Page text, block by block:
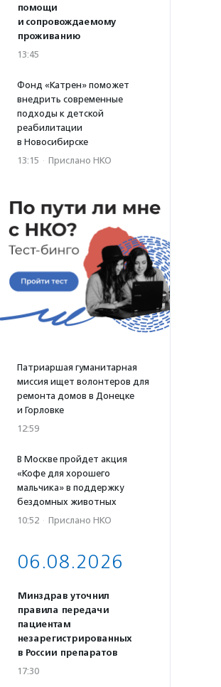
помощи
и сопровождаемому
проживанию
13:45
Фонд «Катрен» поможет
внедрить современные
подходы к детской
реабилитации
в Новосибирске
13:15 · Прислано НКО
Патриаршая гуманитарная
миссия ищет волонтеров для
ремонта домов в Донецке
и Горловке
12:59
В Москве пройдет акция
«Кофе для хорошего
мальчика» в поддержку
бездомных животных
10:52 · Прислано НКО
06.08.2026
Минздрав уточнил
правила передачи
пациентам
незарегистрированных
в России препаратов
17:30